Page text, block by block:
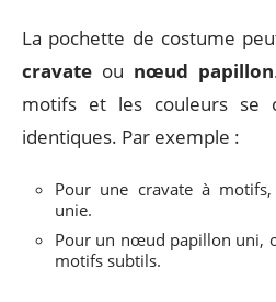
La pochette de costume
cravate ou nœud papillon
motifs et les couleurs se
identiques. Par exemple :
Pour une cravate à
unie.
Pour un nœud papillon uni,
motifs subtils.